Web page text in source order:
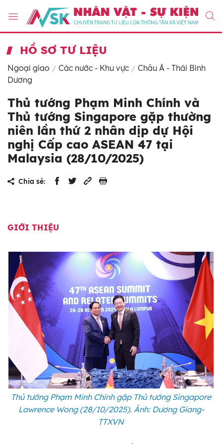
HỒ SƠ TƯ LIỆU
Ngoại giao Các nước - Khu vực
Châu Á - Thái Bình
Dương
Thủ tướng Phạm Minh Chính và
Thủ tướng Singapore gặp thường
niên lần thứ 2 nhân dịp dự Hội
nghị Cấp cao ASEAN 47 tại
Malaysia (28/10/2025)
Chia sẻ:
GIỚI THIỆU
Thủ tướng Phạm Minh Chính gặp Thủ tướng Singapore
Lawrence Wong (28/10/2025). Ảnh: Dương Giang-
TTXVN